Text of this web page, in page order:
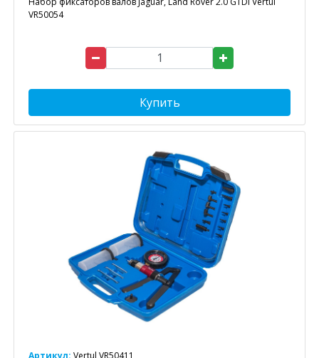
VR50054
Купить
Артикул: Vertul VR50411